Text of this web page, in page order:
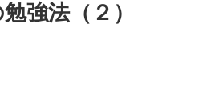
勉強法（２）